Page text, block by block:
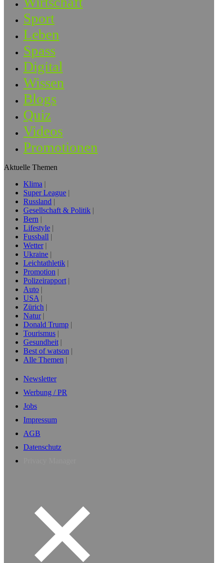
Sport
Leben
Spass
Digital
Wissen
Blogs
Quiz
Videos
Promotionen
Aktuelle Themen
Klima
Super League
Russland
Gesellschaft & Politik
Bern
Lifestyle
Fussball
Wetter
Ukraine
Leichtathletik
Promotion
Polizeirapport
Auto
USA
Zürich
Natur
Donald Trump
Tourismus
Gesundheit
Best of watson
Alle Themen
Newsletter
Werbung / PR
Jobs
Impressum
AGB
Datenschutz